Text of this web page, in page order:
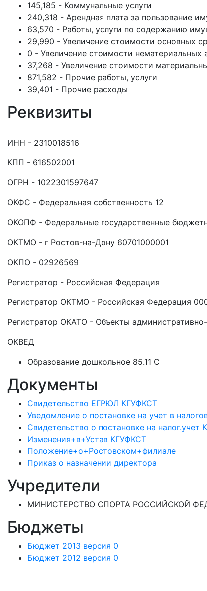
145,185 - Коммунальные услуги
240,318 - Арендная плата за пользование
63,570 - Работы, услуги по содержанию
29,990 - Увеличение стоимости основных
0 - Увеличение стоимости нематериальных
37,268 - Увеличение стоимости
871,582 - Прочие работы, услуги
39,401 - Прочие расходы
Реквизиты
ИНН - 2310018516
КПП - 616502001
ОГРН - 1022301597647
ОКФС - Федеральная собственность 12
ОКОПФ - Федеральные государственные
ОКТМО - г Ростов-на-Дону 60701000001
ОКПО - 02926569
Регистратор - Российская Федерация
Регистратор ОКТМО - Российская Федерация
Регистратор ОКАТО - Объекты
ОКВЕД
Образование дошкольное 85.11 C
Документы
Свидетельство ЕГРЮЛ КГУФКСТ
Уведомление о постановке на учет в
Свидетельство о постановке на налог.учет
Изменения+в+Устав КГУФКСТ
Положение+о+Ростовском+филиале
Приказ о назначении директора
Учредители
МИНИСТЕРСТВО СПОРТА РОССИЙСКОЙ
Бюджеты
Бюджет 2013 версия 0
Бюджет 2012 версия 0